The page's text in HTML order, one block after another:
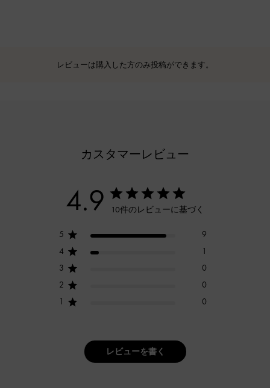
レビューは購入した方のみ投稿ができます。
カスタマーレビュー
4.9 10件のレビューに基づく
5
9
4
1
3
0
2
0
1
0
レビューを書く